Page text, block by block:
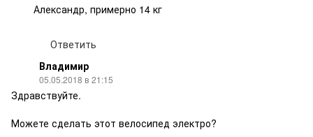
Александр, примерно 14 кг
Ответить
Владимир
05.05.2018 в 21:15
Здравствуйте.
Можете сделать этот велосипед электро?